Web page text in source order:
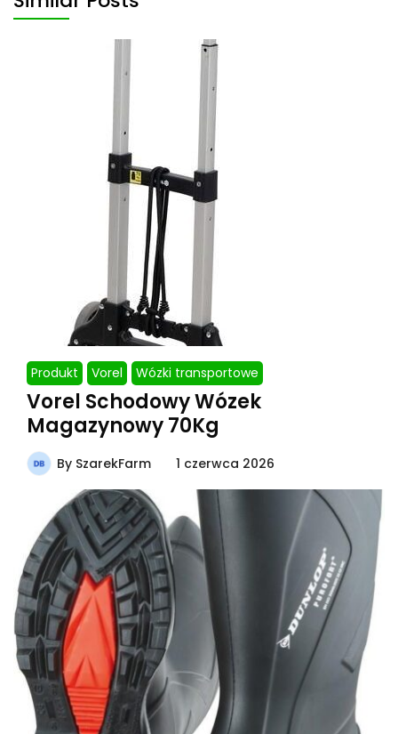
Produkt Vorel Wózki transportowe
Vorel Schodowy Wózek
Magazynowy 70Kg
By SzarekFarm 1 czerwca 2026